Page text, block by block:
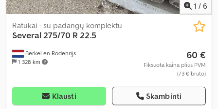
1 / 6
Berkel en Rodenrijs
1 328 km
Ratukai - su padangų komplektu
Several275/70 R 22.5
60 €
Fiksuota kaina plius PVM
(73 € bruto)
Klausti Skambinti